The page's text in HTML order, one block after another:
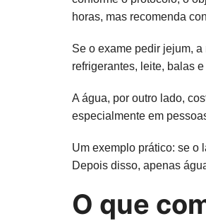
horas, mas recomenda
Se o exame pedir jejum,
refrigerantes, leite, balas
A água, por outro lado,
especialmente em
Um exemplo prático: se o
Depois disso, apenas
O que